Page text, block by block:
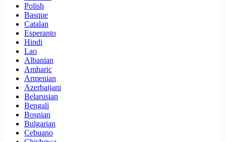
Polish
Basque
Catalan
Esperanto
Hindi
Lao
Albanian
Amharic
Armenian
Azerbaijani
Belarusian
Bengali
Bosnian
Bulgarian
Cebuano